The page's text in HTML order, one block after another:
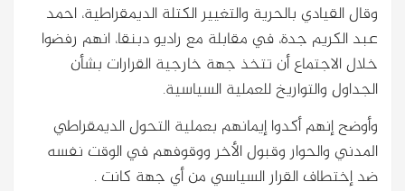
وقال القيادي بالحرية والتغيير الكتلة الديمقراطية، احمد
عبد الكريم جدة، في مقابلة مع راديو دبنقا، انهم رفضوا
خلال الاجتماع أن تتخذ جهة خارجية القرارات بشأن
الجداول والتواريخ للعملية السياسية.
وأوضح إنهم أكدوا إيمانهم بعملية التحول الديمقراطي
المدني والحوار وقبول الأخر ووقوفهم في الوقت نفسه
ضد إختطاف القرار السياسي من أي جهة كانت .